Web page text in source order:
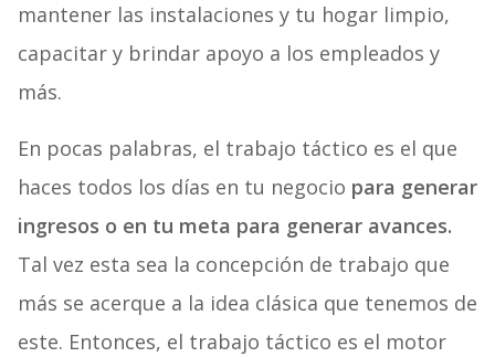
mantener las instalaciones y tu hogar limpio,
capacitar y brindar apoyo a los empleados y
más.
En pocas palabras, el trabajo táctico es el que
haces todos los días en tu negocio para generar
ingresos o en tu meta para generar avances.
Tal vez esta sea la concepción de trabajo que
más se acerque a la idea clásica que tenemos de
este. Entonces, el trabajo táctico es el motor